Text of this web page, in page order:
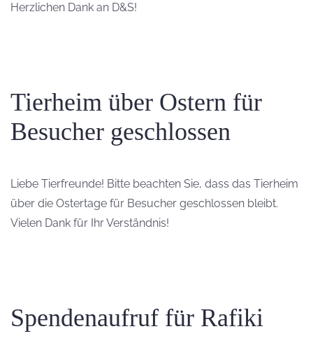
Herzlichen Dank an D&S!
Tierheim über Ostern für
Besucher geschlossen
Liebe Tierfreunde! Bitte beachten Sie, dass das Tierheim
über die Ostertage für Besucher geschlossen bleibt.
Vielen Dank für Ihr Verständnis!
Spendenaufruf für Rafiki